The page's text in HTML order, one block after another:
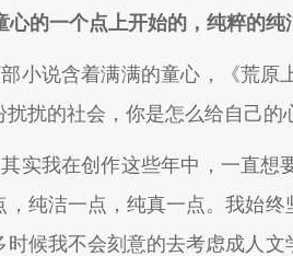
心的一个点上开始的，纯粹的
小说含着满满的童心，《荒原
扰的社会，你是怎么给自己的
实我在创作这些年中，一直
，纯洁一点，纯真一点。我始
时候我不会刻意的去考虑成人